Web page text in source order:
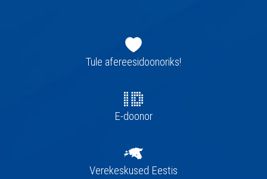
navigatsioonTule afereesidoonoriks!
E-doonor
Verekeskused Eestis